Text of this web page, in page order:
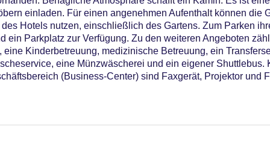
einladen. Für einen angenehmen Aufenthalt können die
Hotels nutzen, einschließlich des Gartens. Zum Parken
ein Parkplatz zur Verfügung. Zu den weiteren Angeboten
Kinderbetreuung, medizinische Betreuung, ein
eine Münzwäscherei und ein eigener Shuttlebus.
(Business-Center) sind Faxgerät, Projektor und